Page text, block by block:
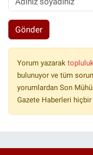
Gönder
Yorum yazarak topluluk
bulunuyor ve tüm
yorumlardan Son
Gazete Haberleri